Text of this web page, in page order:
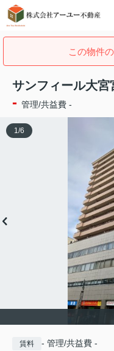
この物件
サンフィール大宮
- 管理/共益費 -
1/6
賃料 - 管理/共益費 -